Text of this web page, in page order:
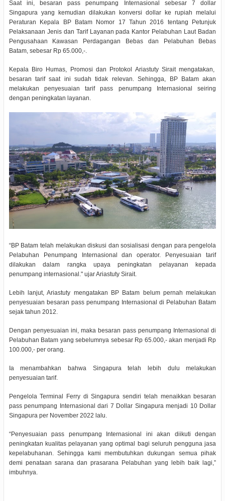
Saat ini, besaran pass penumpang Internasional sebesar 7 dollar
Singapura yang kemudian dilakukan konversi dollar ke rupiah melalui
Peraturan Kepala BP Batam Nomor 17 Tahun 2016 tentang Petunjuk
Pelaksanaan Jenis dan Tarif Layanan pada Kantor Pelabuhan Laut Badan
Pengusahaan Kawasan Perdagangan Bebas dan Pelabuhan Bebas
Batam, sebesar Rp 65.000,-.
Kepala Biro Humas, Promosi dan Protokol Ariastuty Sirait mengatakan,
besaran tarif saat ini sudah tidak relevan. Sehingga, BP Batam akan
melakukan penyesuaian tarif pass penumpang Internasional seiring
dengan peningkatan layanan.
“BP Batam telah melakukan diskusi dan sosialisasi dengan para pengelola
Pelabuhan Penumpang Internasional dan operator. Penyesuaian tarif
dilakukan dalam rangka upaya peningkatan pelayanan kepada
penumpang internasional." ujar Ariastuty Sirait.
Lebih lanjut, Ariastuty mengatakan BP Batam belum pernah melakukan
penyesuaian besaran pass penumpang Internasional di Pelabuhan Batam
sejak tahun 2012.
Dengan penyesuaian ini, maka besaran pass penumpang Internasional di
Pelabuhan Batam yang sebelumnya sebesar Rp 65.000,- akan menjadi Rp
100.000,- per orang.
Ia menambahkan bahwa Singapura telah lebih dulu melakukan
penyesuaian tarif.
Pengelola Terminal Ferry di Singapura sendiri telah menaikkan besaran
pass penumpang Internasional dari 7 Dollar Singapura menjadi 10 Dollar
Singapura per November 2022 lalu.
“Penyesuaian pass penumpang Internasional ini akan diikuti dengan
peningkatan kualitas pelayanan yang optimal bagi seluruh pengguna jasa
kepelabuhanan. Sehingga kami membutuhkan dukungan semua pihak
demi penataan sarana dan prasarana Pelabuhan yang lebih baik lagi,”
imbuhnya.